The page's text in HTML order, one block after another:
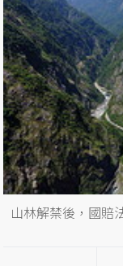
山林解禁後，國賠